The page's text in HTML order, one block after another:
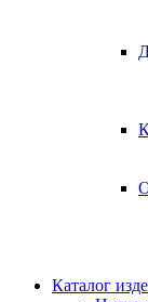
Каталог